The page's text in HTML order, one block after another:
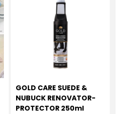
GOLD CARE SUEDE &
NUBUCK RENOVATOR-
PROTECTOR 250ml